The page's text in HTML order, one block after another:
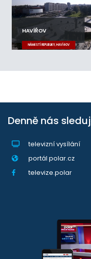
HAVÍŘOV
NÁMĚSTÍ REPUBLIKY, HAVÍŘOV
Denně nás
televizní vysílání
portál polar.cz
televize.polar